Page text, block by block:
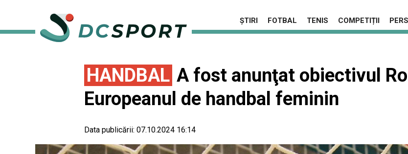
ȘTIRI FOTBAL TENIS COMPETIȚII
HANDBAL A fost anunţat obiectivul
Europeanul de handbal feminin
Data publicării: 07.10.2024 16:14